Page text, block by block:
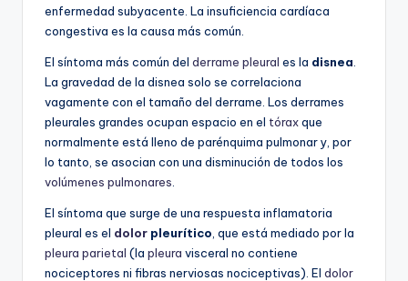
enfermedad subyacente. La insuficiencia cardíaca
congestiva es la causa más común.
El síntoma más común del derrame pleural es la disnea
La gravedad de la disnea solo se correlaciona
vagamente con el tamaño del derrame. Los derrames
pleurales grandes ocupan espacio en el tóraxque
normalmente está lleno de parénquima pulmonar y, por
lo tanto, se asocian con una disminución de todos los
volúmenes pulmonares
El síntoma que surge de una respuesta inflamatoria
pleural es el dolor pleurítico , que está mediado por la
pleura parietal (la pleura visceral no contiene
nociceptores ni fibras nerviosas nociceptivas). El dolor